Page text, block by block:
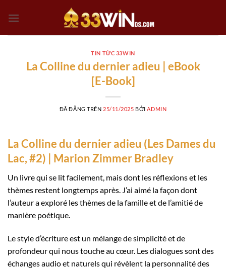
đến
TIN TỨC 33WIN
La Colline du dernier adieu | eBook
[E-Book]
ĐÃ ĐĂNG TRÊN 25/11/2025 BỞI ADMIN
La Colline du dernier adieu (Les Dames du
Lac, #2) | Marion Zimmer Bradley
Un livre qui se lit facilement, mais dont les réflexions et les
thèmes restent longtemps après. J’ai aimé la façon dont
l’auteur a exploré les thèmes de la famille et de l’amitié de
manière poétique.
Le style d’écriture est un mélange de simplicité et de
profondeur qui nous touche au cœur. Les dialogues sont des
échanges audio et naturels qui révèlent la personnalité des